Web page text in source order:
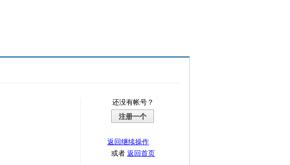
还没有帐号？
注册一个
返回继续操作
或者返回首页